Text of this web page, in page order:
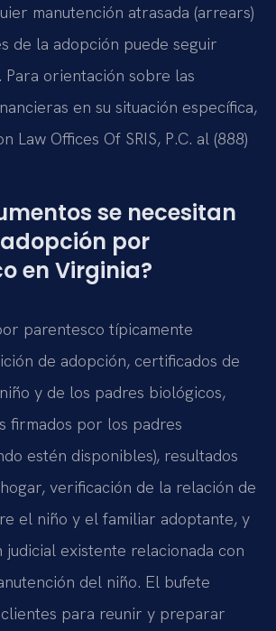
manutención atrasada (arrears)
de la adopción puede seguir
orientación sobre las
en su situación específica,
Law Offices Of SRIS, P.C. al (888)
se necesitan
por
en Virginia?
parentesco típicamente
de adopción, certificados de
y de los padres biológicos,
firmados por los padres
estén disponibles), resultados
verificación de la relación de
el niño y el familiar adoptante, y
judicial existente relacionada con
del niño. El bufete
para reunir y preparar